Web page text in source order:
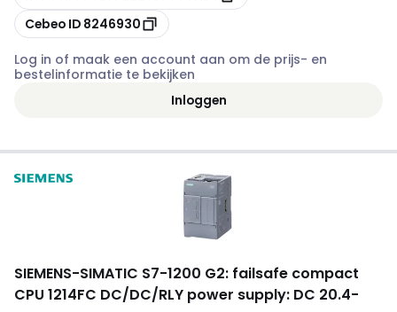
Kopiëren
Cebeo ID 8246930
Log in of maak een account aan om de prijs- en
bestelinformatie te bekijken
Inloggen
SIEMENS-SIMATIC S7-1200 G2: failsafe compact
CPU 1214FC DC/DC/RLY power supply: DC 20.4-